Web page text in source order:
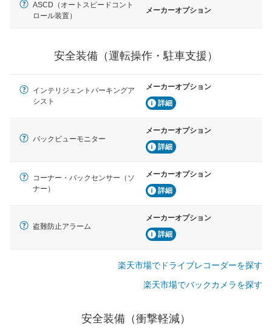
衝撃軽減
ルトなどが装備されています。
ASCD（オートスピードコント
ロール装置）
メーカーオプション
安全装備（運転操作・駐車支援）
インテリジェントパーキングア
シスト
メーカーオプション
詳細
バックビューモニター
メーカーオプション
詳細
コーナー・バックセンサー（ソ
ナー）
メーカーオプション
詳細
盗難防止アラーム
メーカーオプション
詳細
楽天市場でドライブレコーダーを探す
楽天市場でバックカメラを探す
安全装備（衝撃軽減）